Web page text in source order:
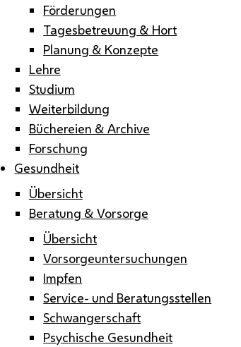
Förderungen
Tagesbetreuung & Hort
Planung & Konzepte
Lehre
Studium
Weiterbildung
Büchereien & Archive
Forschung
Gesundheit
Übersicht
Beratung & Vorsorge
Übersicht
Vorsorgeuntersuchungen
Impfen
Service- und Beratungsstellen
Schwangerschaft
Psychische Gesundheit